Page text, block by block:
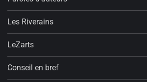
Les Riverains
LeZarts
Conseil en bref